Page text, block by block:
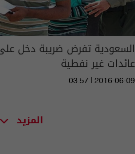
السعودية تفرض ضريبة دخل
عائدات غير نفطية
03:57 | 2016-06-09
المزيد